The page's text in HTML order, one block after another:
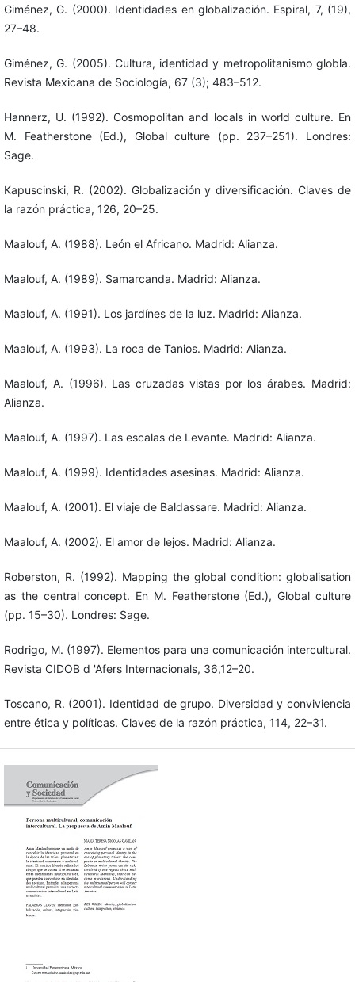
Giménez, G. (2000). Identidades en globalización. Espiral, 7, (19),
27–48.
Giménez, G. (2005). Cultura, identidad y metropolitanismo globla.
Revista Mexicana de Sociología, 67 (3); 483–512.
Hannerz, U. (1992). Cosmopolitan and locals in world culture. En
M. Featherstone (Ed.), Global culture (pp. 237–251). Londres:
Sage.
Kapuscinski, R. (2002). Globalización y diversificación. Claves de
la razón práctica, 126, 20–25.
Maalouf, A. (1988). León el Africano. Madrid: Alianza.
Maalouf, A. (1989). Samarcanda. Madrid: Alianza.
Maalouf, A. (1991). Los jardínes de la luz. Madrid: Alianza.
Maalouf, A. (1993). La roca de Tanios. Madrid: Alianza.
Maalouf, A. (1996). Las cruzadas vistas por los árabes. Madrid:
Alianza.
Maalouf, A. (1997). Las escalas de Levante. Madrid: Alianza.
Maalouf, A. (1999). Identidades asesinas. Madrid: Alianza.
Maalouf, A. (2001). El viaje de Baldassare. Madrid: Alianza.
Maalouf, A. (2002). El amor de lejos. Madrid: Alianza.
Roberston, R. (1992). Mapping the global condition: globalisation
as the central concept. En M. Featherstone (Ed.), Global culture
(pp. 15–30). Londres: Sage.
Rodrigo, M. (1997). Elementos para una comunicación intercultural.
Revista CIDOB d 'Afers Internacionals, 36,12–20.
Toscano, R. (2001). Identidad de grupo. Diversidad y conviviencia
entre ética y políticas. Claves de la razón práctica, 114, 22–31.